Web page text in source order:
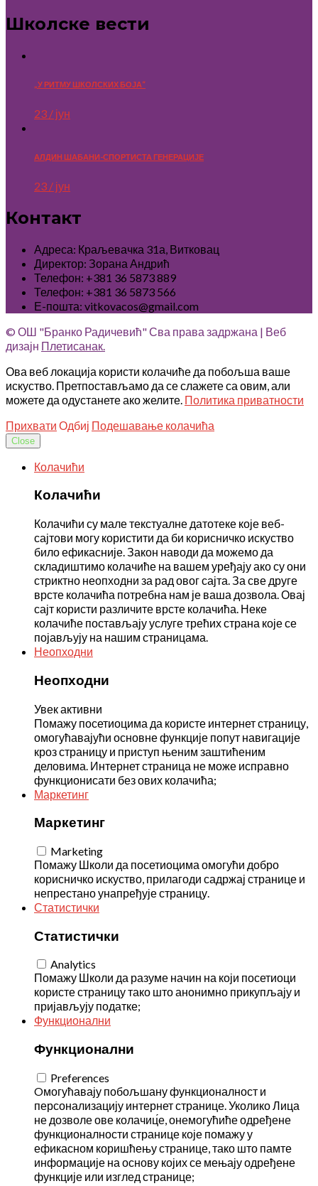
Школске вести
„У РИТМУ ШКОЛСКИХ БОЈА“
23 / јун
АЛДИН ШАБАНИ-СПОРТИСТА ГЕНЕРАЦИЈЕ
23 / јун
Контакт
Адреса: Краљевачка 31а, Витковац
Директор: Зорана Андрић
Телефон: +381 36 5873 889
Телефон: +381 36 5873 566
Е-пошта: vitkovacos@gmail.com
© ОШ "Бранко Радичевић" Сва права задржана | Веб
дизајн Плетисанак.
Ова веб локација користи колачиће да побољша ваше
искуство. Претпостављамо да се слажете са овим, али
можете да одустанете ако желите. Политика приватности
Прихвати Одбиј Подешавање колачића
Close
Колачићи
Колачићи
Колачићи су мале текстуалне датотеке које веб-
сајтови могу користити да би корисничко искуство
било ефикасније. Закон наводи да можемо да
складиштимо колачиће на вашем уређају ако су они
стриктно неопходни за рад овог сајта. За све друге
врсте колачића потребна нам је ваша дозвола. Овај
сајт користи различите врсте колачића. Неке
колачиће постављају услуге трећих страна које се
појављују на нашим страницама.
Неопходни
Неопходни
Увек активни
Помажу посетиоцима да користе интернет страницу,
омогућавајући основне функције попут навигације
кроз страницу и приступ њеним заштићеним
деловима. Интернет страница не може исправно
функционисати без ових колачића;
Маркетинг
Маркетинг
Marketing
Помажу Школи да посетиоцима омогући добро
корисничко искуство, прилагоди садржај странице и
непрестано унапређује страницу.
Статистички
Статистички
Analytics
Помажу Школи да разуме начин на који посетиоци
користе страницу тако што анонимно прикупљају и
пријављују податке;
Функционални
Функционални
Preferences
Oмогућавају побољшану функционалност и
персонализацију интернет странице. Уколико Лица
не дозволе ове колачиц́е, онемогућиће одређене
функционалности странице које помажу у
ефикасном коришћењу странице, тако што памте
информације на основу којих се мењају одређене
функције или изглед странице;